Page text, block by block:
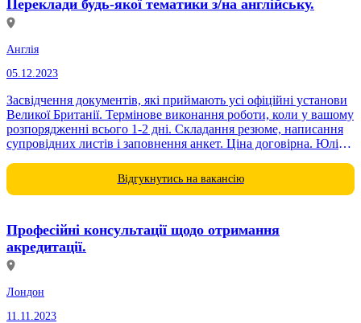
Переклади будь-якої тематики з/на англійську.
Англія
05.12.2023
Засвідчення документів, які приймають усі офіційні установи
Великої Британії. Термінове виконання роботи, коли у вашому
розпорядженні всього 1-2 дні. Складання резюме, написання
супровідних листів і заповнення анкет. Ціна договірна. Юлія
Відгукнутись на вакансію
Професійні консультації щодо отримання
акредитації.
Лондон
11.11.2023